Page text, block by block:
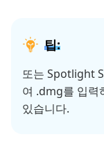
팁:
또는 Spotlight
여 .dmg를 입력
있습니다.